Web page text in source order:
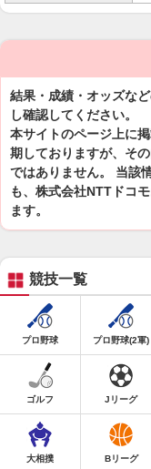
結果・成績・オッズな
し確認してください。
本サイトのページ上に
期しておりますが、そ
ではありません。 当該
も、株式会社NTTドコ
ます。
競技一覧
プロ野球 プロ野球(2軍)
ゴルフ Jリーグ
大相撲 Bリーグ